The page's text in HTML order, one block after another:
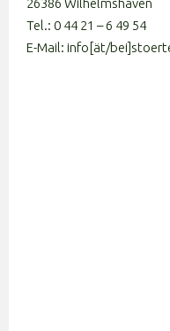
26386 Wilhelmshaven
Tel.: 0 44 21 – 6 49 54
E-Mail: info[ät/